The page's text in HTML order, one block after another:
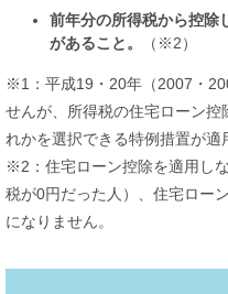
前年分の所得税から控除
があること。
（※2）
※1：平成19・20年（2007・
せんが、所得税の住宅ローン
れかを選択できる特例措置が適
※2：住宅ローン控除を適用し
税が0円だった人）、住宅ロー
になりません。